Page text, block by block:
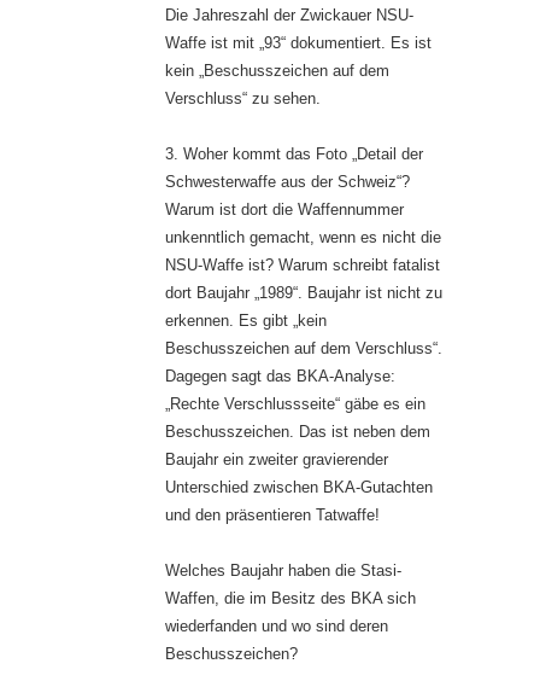
Die Jahreszahl der Zwickauer NSU-
Waffe ist mit „93“ dokumentiert. Es ist
kein „Beschusszeichen auf dem
Verschluss“ zu sehen.
3. Woher kommt das Foto „Detail der
Schwesterwaffe aus der Schweiz“?
Warum ist dort die Waffennummer
unkenntlich gemacht, wenn es nicht die
NSU-Waffe ist? Warum schreibt fatalist
dort Baujahr „1989“. Baujahr ist nicht zu
erkennen. Es gibt „kein
Beschusszeichen auf dem Verschluss“.
Dagegen sagt das BKA-Analyse:
„Rechte Verschlussseite“ gäbe es ein
Beschusszeichen. Das ist neben dem
Baujahr ein zweiter gravierender
Unterschied zwischen BKA-Gutachten
und den präsentieren Tatwaffe!
Welches Baujahr haben die Stasi-
Waffen, die im Besitz des BKA sich
wiederfanden und wo sind deren
Beschusszeichen?